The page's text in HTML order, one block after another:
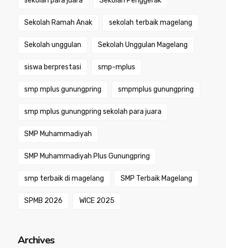
Sekolah Ramah Anak sekolah terbaik magelang
Sekolah unggulan Sekolah Unggulan Magelang
siswa berprestasi smp-mplus
smp mplus gunungpring smpmplus gunungpring
smp mplus gunungpring sekolah para juara
SMP Muhammadiyah
SMP Muhammadiyah Plus Gunungpring
smp terbaik di magelang SMP Terbaik Magelang
SPMB 2026 WICE 2025
Archives